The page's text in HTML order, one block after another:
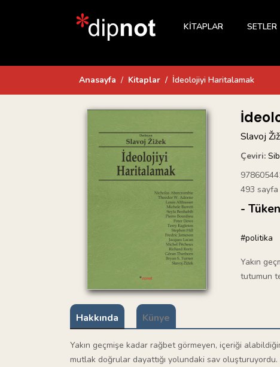
KİTAPLAR SETLER
Anasayfa Kitaplar İdeolojiyi Haritalamak
Slavoj
Çeviri:
493 sayfa
-
#politika
Yakın
tutumun
Hakkında Künye
Yakın geçmişe kadar rağbet görmeyen, içeriği
mutlak doğrular dayattığı yolundaki sav